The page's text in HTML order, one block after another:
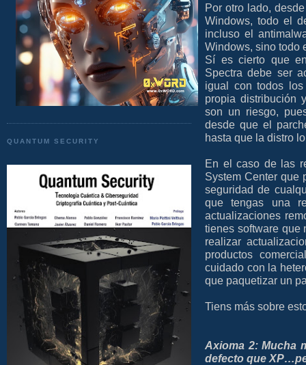
QUANTUM SECURITY
Por otro lado,
Windows, todo el
incluso el
Windows, sino todo
Sí es cierto que
Spectra debe ser
igual con todos
propia distribución
son un riesgo,
desde que el
hasta que la distro
En el caso de las
System Center que
seguridad de
que tengas una
actualizaciones
tienes software que
realizar
productos
cuidado con la
que paquetizar un
Tiens más sobre
Axioma 2: Mucha
defecto que